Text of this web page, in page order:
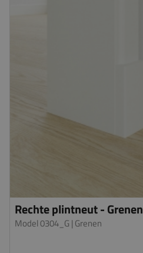
Rechte plintneut - Grenen
Model 0304_G | Grenen